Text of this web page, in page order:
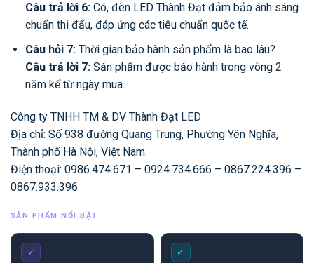
Câu trả lời 6:Có, đèn LED Thành Đạt đảm bảo ánh sáng
chuẩn thi đấu, đáp ứng các tiêu chuẩn quốc tế.
Câu hỏi 7:Thời gian bảo hành sản phẩm là bao lâu?
Câu trả lời 7:Sản phẩm được bảo hành trong vòng 2
năm kể từ ngày mua.
Công ty TNHH TM & DV Thành Đạt LED
Địa chỉ: Số 938 đường Quang Trung, Phường Yên Nghĩa,
Thành phố Hà Nội, Việt Nam.
Điện thoại: 0986.474.671 – 0924.734.666 – 0867.224.396 –
0867.933.396
SẢN PHẨM NỔI BẬT
✓ ✓